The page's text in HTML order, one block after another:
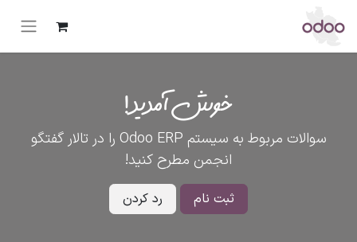
خوش آمدید!
سوالات مربوط به سیستم Odoo ERP را در تالار گفتگو
انجمن مطرح کنید!
ثبت نام رد کردن